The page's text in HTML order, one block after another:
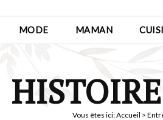
MODE MAMAN
Vous êtes ici:Accueil >